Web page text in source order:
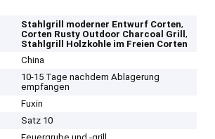
Stahlgrill moderner Entwurf Corten,
Corten Rusty Outdoor Charcoal Grill,
Stahlgrill Holzkohle im Freien Corten
China
10-15 Tage nachdem Ablagerung
empfangen
Fuxin
Satz 10